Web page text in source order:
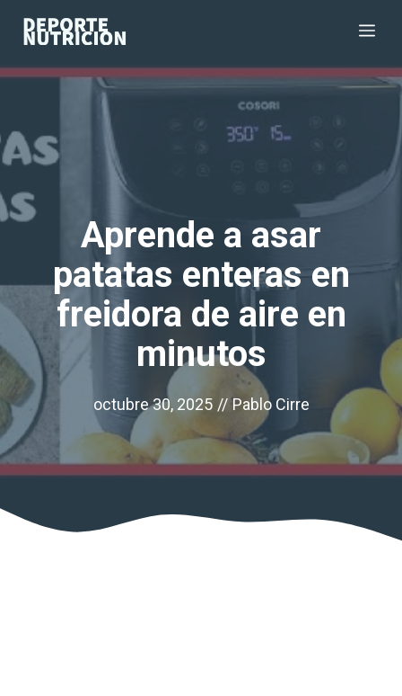
Aprende a asar
patatas enteras en
freidora de aire en
minutos
octubre 30, 2025 // Pablo Cirre